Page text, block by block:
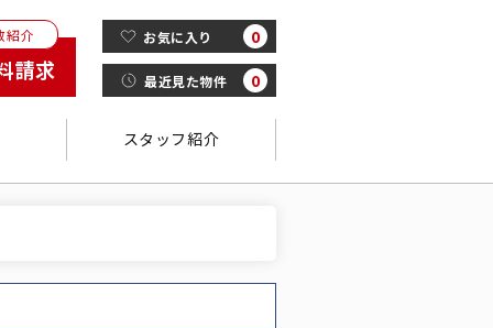
紹介
請求
お気に入り 0
最近見た物件 0
スタッフ紹介